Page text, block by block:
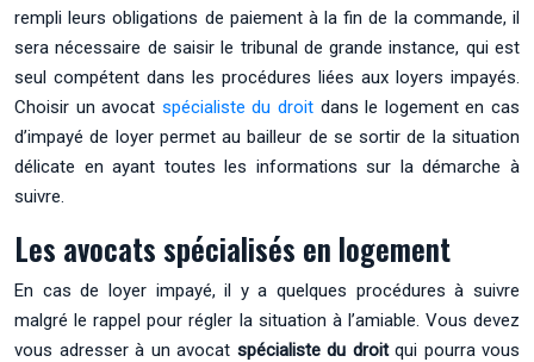
rempli leurs obligations de paiement à la fin de la commande, il
sera nécessaire de saisir le tribunal de grande instance, qui est
seul compétent dans les procédures liées aux loyers impayés.
Choisir un avocat spécialiste du droit dans le logement en cas
d’impayé de loyer permet au bailleur de se sortir de la situation
délicate en ayant toutes les informations sur la démarche à
suivre.
Les avocats spécialisés en logement
En cas de loyer impayé, il y a quelques procédures à suivre
malgré le rappel pour régler la situation à l’amiable. Vous devez
vous adresser à un avocat spécialiste du droitqui pourra vous